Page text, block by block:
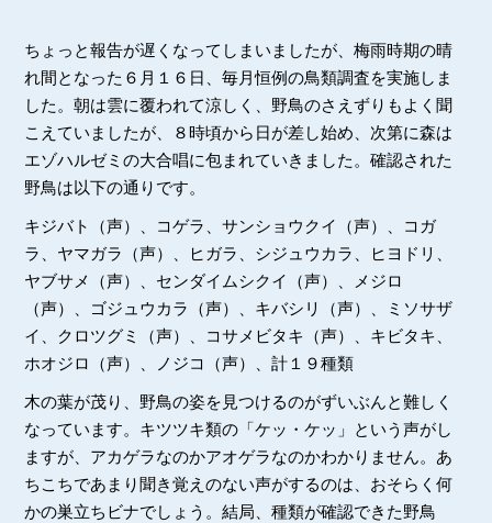
ちょっと報告が遅くなってしまいましたが、梅雨時期の晴
れ間となった６月１６日、毎月恒例の鳥類調査を実施しま
した。朝は雲に覆われて涼しく、野鳥のさえずりもよく聞
こえていましたが、８時頃から日が差し始め、次第に森は
エゾハルゼミの大合唱に包まれていきました。確認された
野鳥は以下の通りです。
キジバト（声）、コゲラ、サンショウクイ（声）、コガ
ラ、ヤマガラ（声）、ヒガラ、シジュウカラ、ヒヨドリ、
ヤブサメ（声）、センダイムシクイ（声）、メジロ
（声）、ゴジュウカラ（声）、キバシリ（声）、ミソサザ
イ、クロツグミ（声）、コサメビタキ（声）、キビタキ、
ホオジロ（声）、ノジコ（声）、計１９種類
木の葉が茂り、野鳥の姿を見つけるのがずいぶんと難しく
なっています。キツツキ類の「ケッ・ケッ」という声がし
ますが、アカゲラなのかアオゲラなのかわかりません。あ
ちこちであまり聞き覚えのない声がするのは、おそらく何
かの巣立ちビナでしょう。結局、種類が確認できた野鳥